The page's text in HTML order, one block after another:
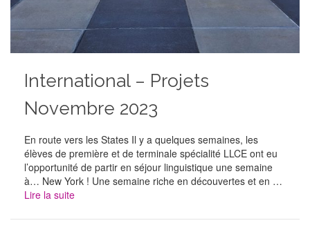
International – Projets
Novembre 2023
En route vers les States Il y a quelques semaines, les
élèves de première et de terminale spécialité LLCE ont eu
l’opportunité de partir en séjour linguistique une semaine
à… New York ! Une semaine riche en découvertes et en …
Lire la suite